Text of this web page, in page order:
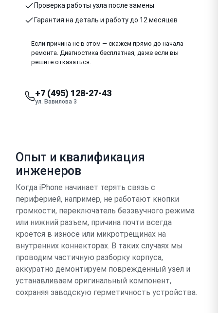
Проверка работы узла после замены
Гарантия на деталь и работу до 12 месяцев
Если причина не в этом — скажем прямо до начала
ремонта. Диагностика бесплатная, даже если вы
решите отказаться.
+7 (495) 128-27-43
ул. Вавилова 3
Опыт и квалификация
инженеров
Когда iPhone начинает терять связь с
периферией, например, не работают кнопки
громкости, переключатель беззвучного режима
или нижний разъем, причина почти всегда
кроется в износе или микротрещинах на
внутренних коннекторах. В таких случаях мы
проводим частичную разборку корпуса,
аккуратно демонтируем поврежденный узел и
устанавливаем оригинальный компонент,
сохраняя заводскую герметичность устройства.